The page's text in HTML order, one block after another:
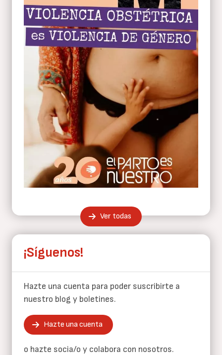
Ver todas
¡Síguenos!
Hazte una cuenta para poder suscribirte a
nuestro blog y boletines.
Hazte una cuenta
o hazte socia/o y colabora con nosotros.